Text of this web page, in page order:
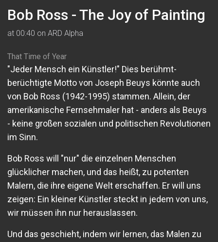
Bob Ross - The Joy of Painting
at 00:40 on ARD Alpha
That Time of Year
"Jeder Mensch ein Künstler!" Dies berühmt-
berüchtigte Motto von Joseph Beuys könnte auch
von Bob Ross (1942-1995) stammen. Allein, der
amerikanische Fernsehmaler hat - anders als Beuys
- keine großen sozialen und politischen Revolutionen
im Sinn.
Bob Ross will "nur" die einzelnen Menschen
glücklicher machen, und das heißt, zu potenten
Malern, die ihre eigene Welt erschaffen. Er will uns
zeigen: Ein kleiner Künstler steckt in jedem von uns,
wir müssen ihn nur herauslassen.
Und das geschieht, indem wir lernen, das Malen zu